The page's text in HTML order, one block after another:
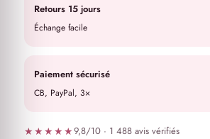
★★★★★9,8/10 · 1 488 avis vérifiés
Retours 15 jours
Échange facile
Paiement sécurisé
CB, PayPal, 3×